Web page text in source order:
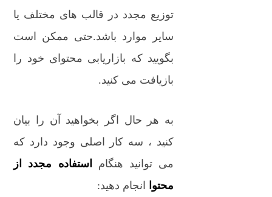
توزیع مجدد در قالب های مختلف یا
سایر موارد باشد.حتی ممکن است
بگویید که بازاریابی محتوای خود را
بازیافت می کنید.
به هر حال اگر بخواهید آن را بیان
کنید ، سه کار اصلی وجود دارد که
می توانید هنگام
استفاده مجدد از
محتوا
انجام دهید: